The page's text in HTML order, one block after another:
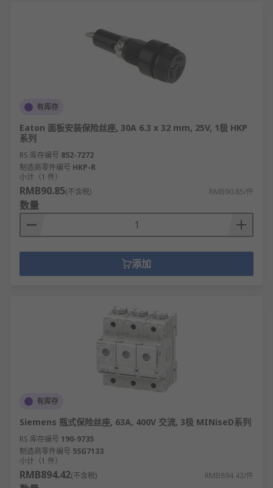
有库存
Eaton 面板安装保险丝座, 30A 6.3 x 32 mm, 25V, 1极 HKP
系列
RS 库存编号 852-7272
制造商零件编号 HKP-R
小计（1 件）
RMB90.85(不含税) RMB90.85/件
数量
添加
有库存
Siemens 瓶式保险丝座, 63A, 400V 交流, 3极 MINiseD系列
RS 库存编号 190-9735
制造商零件编号 5SG7133
小计（1 件）
RMB894.42(不含税) RMB894.42/件